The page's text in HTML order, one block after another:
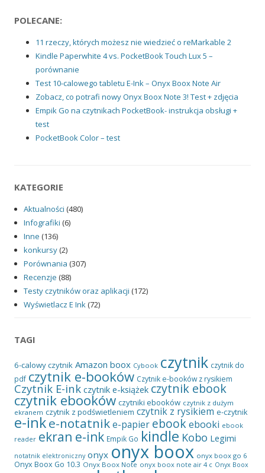
POLECANE:
11 rzeczy, których możesz nie wiedzieć o reMarkable 2
Kindle Paperwhite 4 vs. PocketBook Touch Lux 5 –
porównanie
Test 10-calowego tabletu E-Ink – Onyx Boox Note Air
Zobacz, co potrafi nowy Onyx Boox Note 3! Test + zdjęcia
Empik Go na czytnikach PocketBook- instrukcja obsługi +
test
PocketBook Color – test
KATEGORIE
Aktualności (480)
Infografiki (6)
Inne (136)
konkursy(2)
Porównania (307)
Recenzje (88)
Testy czytników oraz aplikacji (172)
Wyświetlacz E Ink(72)
TAGI
6-calowy czytnik Amazon boox Cybook czytnik czytnik do
pdf czytnik e-booków Czytnik e-booków z rysikiem
Czytnik E-ink czytnik e-książek czytnik ebook
czytnik ebooków czytniki ebooków czytnik z dużym
ekranem czytnik z podświetleniem czytnik z rysikiem e-czytnik
e-inke-notatnike-papier ebookebooki ebook
reader ekran e-ink Empik Go kindle Kobo Legimi
notatnik elektroniczny onyx onyx boox onyx boox go 6
Onyx Boox Go 10.3 Onyx Boox Note onyx boox note air 4 c Onyx Boox